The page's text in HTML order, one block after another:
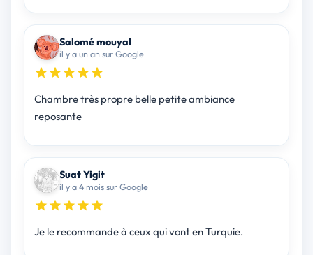
Salomé mouyal
il y a un an sur Google
Chambre très propre belle petite ambiance
reposante
Suat Yigit
il y a 4 mois sur Google
Je le recommande à ceux qui vont en Turquie.